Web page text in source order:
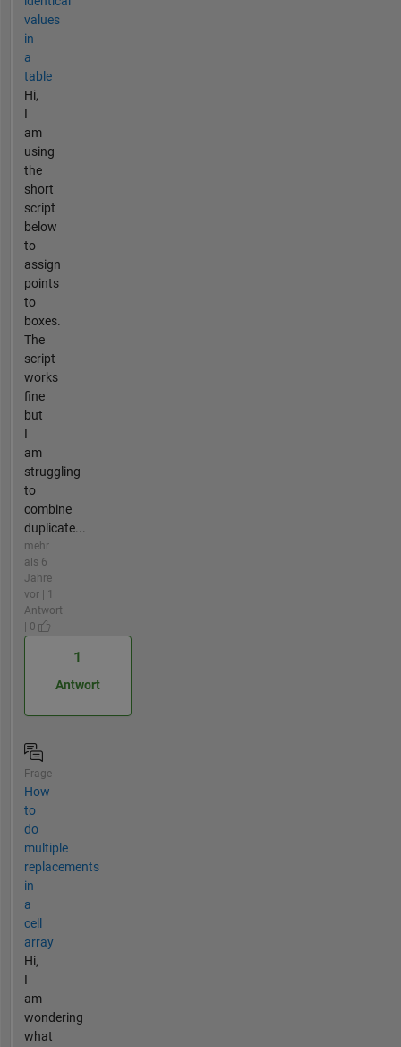
values
in
a
table
Hi,
I
am
using
the
short
script
below
to
assign
points
to
boxes.
The
script
works
fine
but
I
am
struggling
to
combine
duplicate...
mehr
als 6
Jahre
vor | 1
Antwort
| 0
1
Antwort
Frage
How
to
do
multiple
replacements
in
a
cell
array
Hi,
I
am
wondering
what